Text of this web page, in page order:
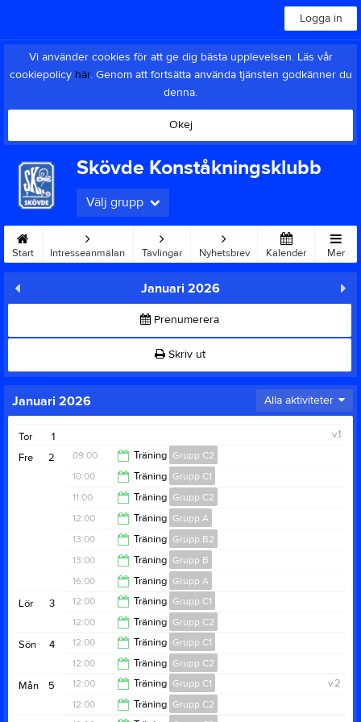
Logga in
Vi använder cookies för att ge dig bästa upplevelsen. Läs vår
cookiepolicy här. Genom att fortsätta använda tjänsten godkänner du
denna.
Okej
Skövde Konståkningsklubb
Välj grupp
Start Intresseanmälan Tävlingar Nyhetsbrev Kalender Mer
Januari 2026
Prenumerera
Skriv ut
Januari 2026 Alla aktiviteter
1
Tor
v.1
2
Fre 09:00 Träning Grupp C2
10:00
10:00 Träning Grupp C1
13:00
11:00 Träning Grupp C2
13:00
12:00 Träning Grupp A
15:00
13:00 Träning Grupp B2
16:00
13:00 Träning Grupp B
16:00
16:00 Träning Grupp A
17:00
3
Lör 12:00 Träning Grupp C1
13:00
12:00 Träning Grupp C2
13:00
4
Sön 12:00 Träning Grupp C1
14:00
12:00 Träning Grupp C2
14:00
5
Mån v.2
12:00 Träning Grupp C1
12:00 Träning Grupp C2